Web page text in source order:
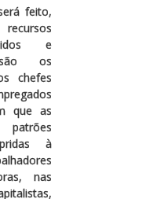
feito,
e
os
chefes
que as
patrões
à
nas